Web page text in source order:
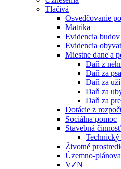
Tlačivá
Osvedčovanie
Matrika
Evidencia budov
Evidencia
Miestne dane a
Daň z
Daň za psa
Daň za
Daň za
Daň za
Dotácie z
Sociálna pomoc
Stavebná činnosť
Technický
Životné
Územno-
VZN